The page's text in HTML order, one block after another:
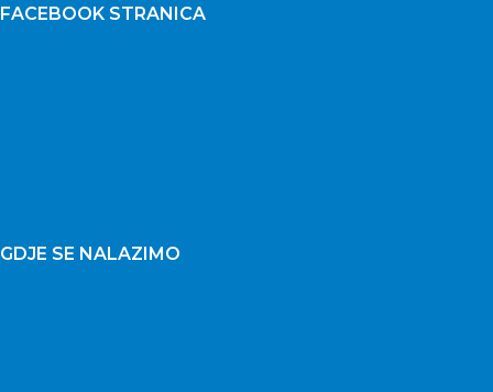
FACEBOOK STRANICA
GDJE SE NALAZIMO